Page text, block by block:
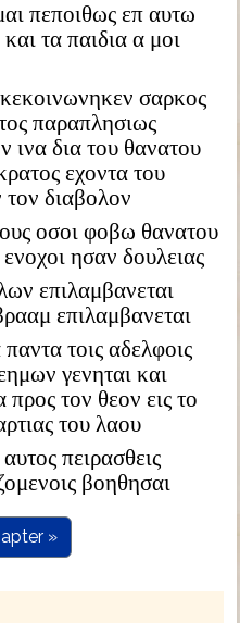
πεποιθως επ αυτω
τα παιδια α μοι
σαρκος
παραπλησιως
ινα δια του θανατου
εχοντα του
τον διαβολον
οσοι φοβω θανατου
ησαν δουλειας
επιλαμβανεται
επιλαμβανεται
τοις αδελφοις
γενηται και
προς τον θεον εις το
του λαου
πειρασθεις
βοηθησαι
»